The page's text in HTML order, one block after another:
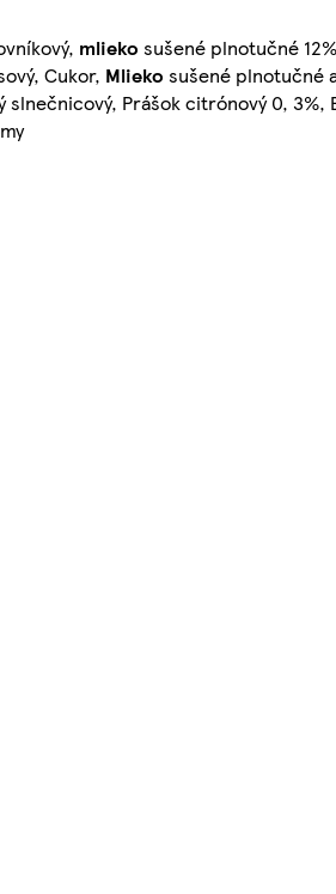
mlieko sušené plnotučné
Cukor, Mlieko sušené plnotučné
slnečnicový, Prášok citrónový 0, 3%,